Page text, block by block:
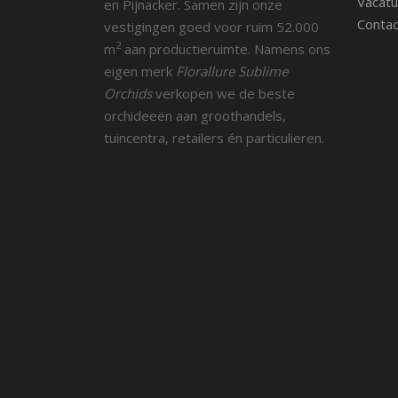
en Pijnacker. Samen zijn onze
vestigingen goed voor ruim 52.000
m2 aan productieruimte. Namens ons
eigen merk Florallure Sublime
Orchidsverkopen we de beste
orchideeën aan groothandels,
tuincentra, retailers én particulieren.